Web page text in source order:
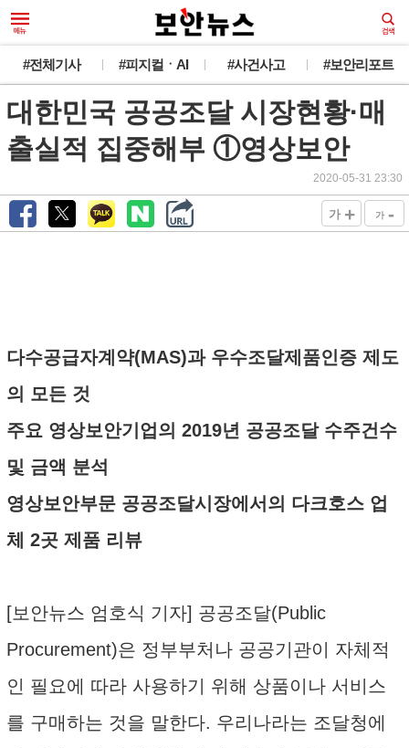
#전체기사 #피지컬ㆍAI #사건사고 #보안리포트
대한민국 공공조달 시장현황·매
출실적 집중해부 ①영상보안
2020-05-31 23:30
가 + 가 -
다수공급자계약(MAS)과 우수조달제품인증 제도
의 모든 것
주요 영상보안기업의 2019년 공공조달 수주건수
및 금액 분석
영상보안부문 공공조달시장에서의 다크호스 업
체 2곳 제품 리뷰
[보안뉴스 엄호식 기자] 공공조달(Public
Procurement)은 정부부처나 공공기관이 자체적
인 필요에 따라 사용하기 위해 상품이나 서비스
를 구매하는 것을 말한다. 우리나라는 조달청에